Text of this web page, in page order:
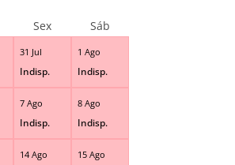
31 Jul
Indisp.
1 Ago
Indisp.
7 Ago
Indisp.
8 Ago
Indisp.
14 Ago 15 Ago
Sex Sáb